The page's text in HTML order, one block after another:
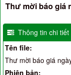
Thư mời báo giá
Thông tin chi tiết
Tên file:
Thư mời báo giá
Phiên bản: